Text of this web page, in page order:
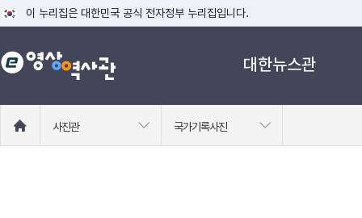
이 누리집은 대한민국 공식 전자정부 누리집입니다.
공식 누리집 주소 확인하기
go.kr 주소를 사용하는 누리집은 대한민국 정부기관이 관리하는 누리집입니
대한뉴스관
로
사진관 국가기록사진